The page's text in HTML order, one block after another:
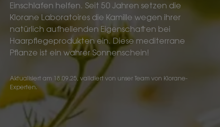
Einschlafen helfen. Seit 50 Jahren setzen die
Klorane Laboratoires die Kamille wegen ihrer
natürlich aufhellenden Eigenschaften bei
Haarpflegeprodukten ein. Diese mediterrane
Pflanze ist ein wahrer Sonnenschein!
Aktualisiert am 18.09.25, validiert von unser Team von Klorane-
Experten.